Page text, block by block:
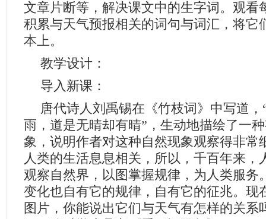
文章片断等，解决课文中的生字词。观看
积累与天气预报相关的词句与词汇，将它
本上。
教学设计：
导入新课：
唐代诗人刘禹锡在《竹枝词》中写道
雨，道是无晴却有晴”，生动地描绘了一
象，说明作者对这种自然现象观察得非常
人类的生活息息相关，所以，千百年来，
观察自然界，以图掌握规律，为人类服务
变化也自有它的规律，自有它的征兆。现
图片，你能说出它们与天气有怎样的关系